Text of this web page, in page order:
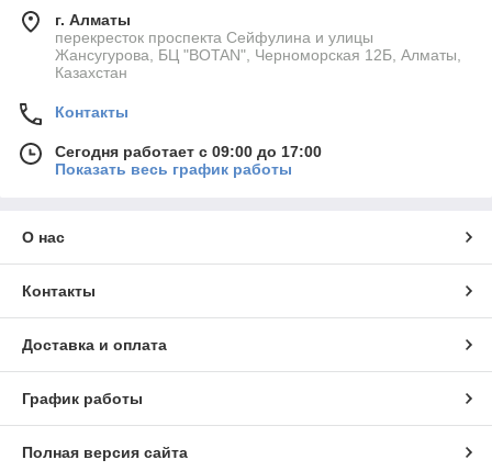
г. Алматы
перекресток проспекта Сейфулина и улицы
Жансугурова, БЦ "BOTAN", Черноморская 12Б, Алматы,
Казахстан
Контакты
Сегодня работает с 09:00 до 17:00
Показать весь график работы
О нас
Контакты
Доставка и оплата
График работы
Полная версия сайта